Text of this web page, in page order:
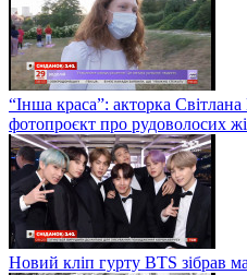
“Інша краса”: акторка
фотопроєкт про рудоволосих
Новий кліп гурту BTS зібрав